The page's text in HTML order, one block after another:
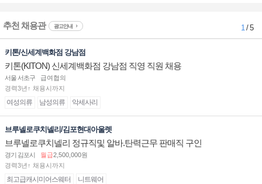
추천 채용관 광고안내 1/ 5
키톤/신세계백화점 강남점
키톤(KITON) 신세계백화점 강남점 직영 직원 채용
서울 서초구
급여협의
경력3년↑ 채용시까지
여성의류 남성의류 악세사리
브루넬로쿠치넬리/김포현대아울렛
브루넬로쿠치넬리 정규직및 알바.탄력근무 판매직 구인
경기 김포시 월급2,500,000원
경력3년↑ 채용시까지
최고급캐시미어스웨터 니트웨어